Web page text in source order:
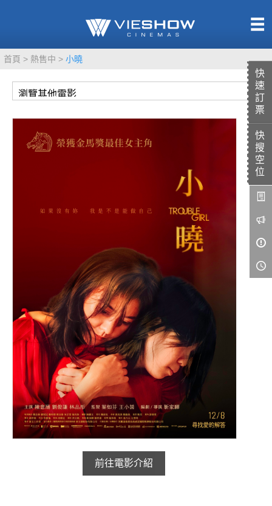
快
速
訂
票
快
搜
空
位
首頁 熱售中 小曉
前往電影介紹
TITAN SCREEN
影城餐飲
影城公告
影城活動
中獎名單
合作夥伴
商家介紹
加入iShow
會員Q&A